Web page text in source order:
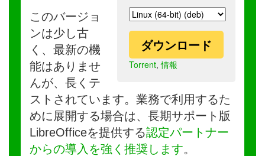
ダウンロード
Torrent,情報
このバージョ
ンは少し古
く、最新の機
能はありませ
んが、長くテ
ストされています。業務で利用するた
めに展開する場合は、長期サポート版
LibreOfficeを提供する認定パートナー
からの導入を強く推奨します。